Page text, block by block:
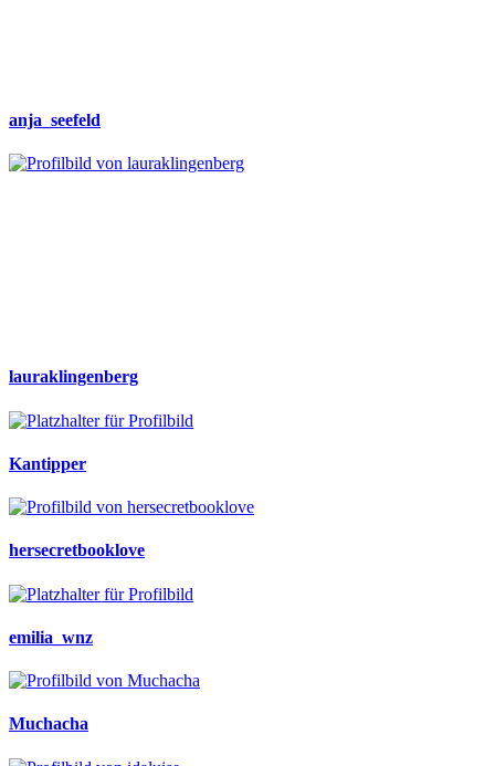
anja_seefeld
lauraklingenberg
Kantipper
hersecretbooklove
emilia_wnz
Muchacha